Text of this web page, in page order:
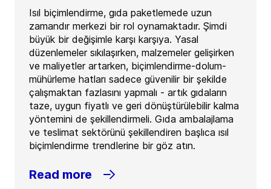
Isıl biçimlendirme, gıda paketlemede uzun
zamandır merkezi bir rol oynamaktadır. Şimdi
büyük bir değişimle karşı karşıya. Yasal
düzenlemeler sıkılaşırken, malzemeler gelişirken
ve maliyetler artarken, biçimlendirme-dolum-
mühürleme hatları sadece güvenilir bir şekilde
çalışmaktan fazlasını yapmalı - artık gıdaların
taze, uygun fiyatlı ve geri dönüştürülebilir kalma
yöntemini de şekillendirmeli. Gıda ambalajlama
ve teslimat sektörünü şekillendiren başlıca ısıl
biçimlendirme trendlerine bir göz atın.
Read more